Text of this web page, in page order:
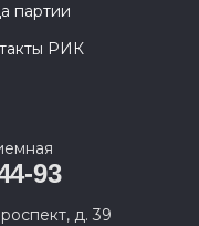
партии
РИК
93
д. 39